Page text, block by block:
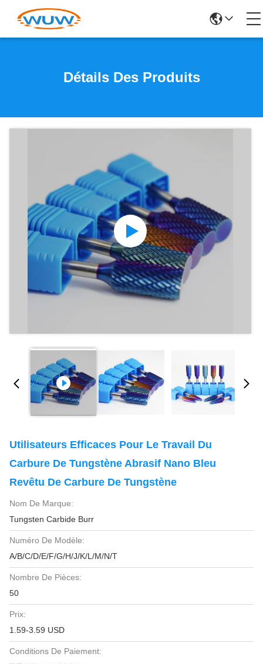
Détails Des Produits
Utilisateurs Efficaces Pour Le Travail Du
Carbure De Tungstène Abrasif Nano Bleu
Revêtu De Carbure De Tungstène
Nom De Marque:
Tungsten Carbide Burr
Numéro De Modèle:
A/B/C/D/E/F/G/H/J/K/L/M/N/T
Nombre De Pièces:
50
Prix:
1.59-3.59 USD
Conditions De Paiement: